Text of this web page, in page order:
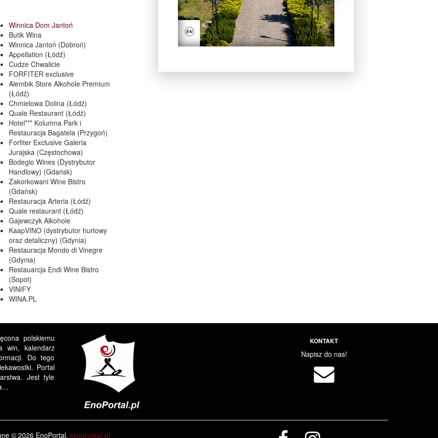
Winnica Dom Jantoń
Butik Wina
Winnica Jantoń (Dobroń)
Appellation (Łódź)
Cudze Chwalicie
FORFITER exclusive
Alembik Store Alkohole Premium
(Łódź)
Chmielowa Dolina (Łódź)
Quale Restaurant (Łódź)
Hotel*** Kolumna Park i
Restauracja Bagatela (Przygoń)
Forfiter Exclusive Galeria
Jurajska (Częstochowa)
Bodegio Wines (Dystrybutor
Handlowy) (Gdańsk)
Zakorkowani Wine Bistro
(Gdańsk)
Restauracja Arteria (Łódź)
Quale restaurant (Łódź)
Gajewczyk Alkohole
KaapVINO (dystrybutor hurtowy
oraz detaliczny) (Gdynia)
Restauracja Mondo di Vinegre
(Gdynia)
Restauarcja Endi Wine Bistro
(Sopot)
VINIFY
WINA.PL
polskiemu
win, kalendarz
Do tego
Portal
Jest tyle
KONTAKT
Napisz do nas!
© 2026 EnoPortal, enoportal.pl